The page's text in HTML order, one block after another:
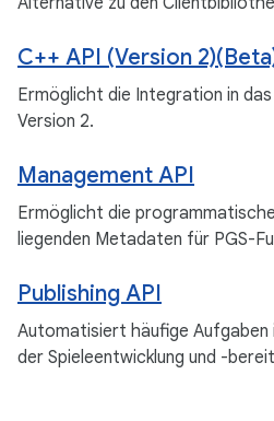
C++ API (Version
Ermöglicht die Integration in
Version 2.
Management API
Ermöglicht die
liegenden Metadaten für PGS-
Publishing API
Automatisiert häufige Aufgaben
der Spieleentwicklung und -